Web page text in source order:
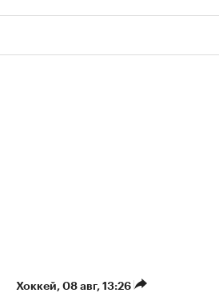
Хоккей⁠, 08 авг, 13:26